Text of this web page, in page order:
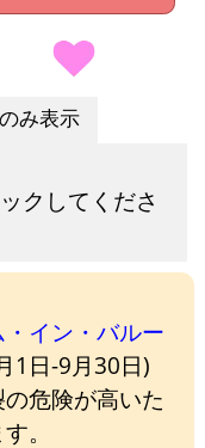
み表示
クしてくださ
・イン・バルー
1日-9月30日)
危険が高いた
。